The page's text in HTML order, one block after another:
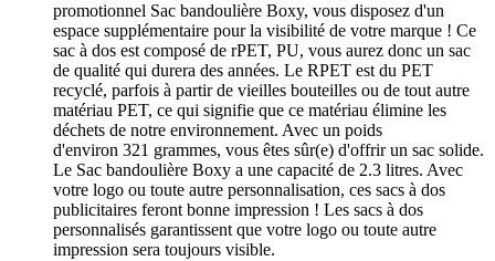
promotionnel Sac bandoulière Boxy, vous disposez d'un
espace supplémentaire pour la visibilité de votre marque ! Ce
sac à dos est composé de rPET, PU, vous aurez donc un sac
de qualité qui durera des années. Le RPET est du PET
recyclé, parfois à partir de vieilles bouteilles ou de tout autre
matériau PET, ce qui signifie que ce matériau élimine les
déchets de notre environnement. Avec un poids
d'environ 321 grammes, vous êtes sûr(e) d'offrir un sac solide.
Le Sac bandoulière Boxy a une capacité de 2.3 litres. Avec
votre logo ou toute autre personnalisation, ces sacs à dos
publicitaires feront bonne impression ! Les sacs à dos
personnalisés garantissent que votre logo ou toute autre
impression sera toujours visible.